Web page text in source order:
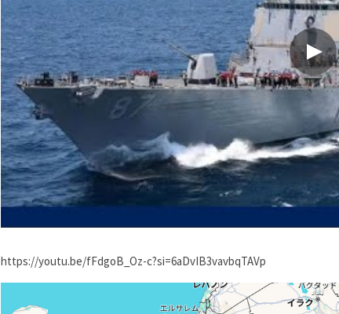
https://youtu.be/fFdgoB_Oz-c?si=6aDvIB3vavbqTAVp